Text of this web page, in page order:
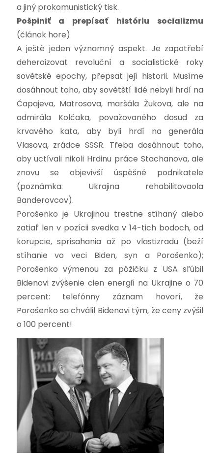
a jiný prokomunistický tisk.
Pošpiniť a prepísať históriu socializmu
(článok hore)
A ještě jeden významný aspekt. Je zapotřebí
deheroizovat revoluční a socialistické roky
sovětské epochy, přepsat její historii. Musíme
dosáhnout toho, aby sovětští lidé nebyli hrdí na
Čapajeva, Matrosova, maršála Žukova, ale na
admirála Kolčaka, považovaného dosud za
krvavého kata, aby byli hrdí na generála
Vlasova, zrádce SSSR. Třeba dosáhnout toho,
aby uctívali nikoli Hrdinu práce Stachanova, ale
znovu se objevivší úspěšné podnikatele
(poznámka: Ukrajina rehabilitovaola
Banderovcov).
Porošenko je Ukrajinou trestne stíhaný alebo
zatiaľ len v pozícii svedka v 14-tich bodoch, od
korupcie, sprisahania až po vlastizradu (beží
stíhanie vo veci Biden, syn a Porošenko);
Porošenko výmenou za pôžičku z USA sľúbil
Bidenovi zvýšenie cien energií na Ukrajine o 70
percent: telefónny záznam hovorí, že
Porošenko sa chválil Bidenovi tým, že ceny zvýšil
o 100 percent!